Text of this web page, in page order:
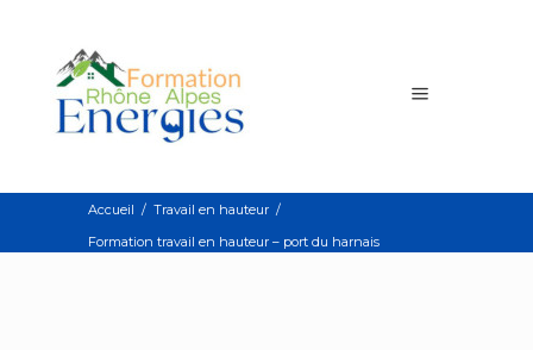
Accueil / Travail en hauteur /
Formation travail en hauteur – port du harnais